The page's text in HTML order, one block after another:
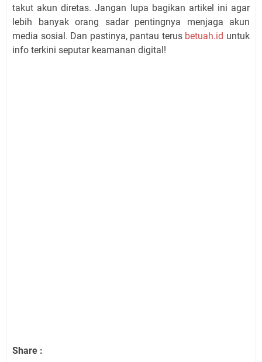
takut akun diretas. Jangan lupa bagikan artikel ini agar
lebih banyak orang sadar pentingnya menjaga akun
media sosial. Dan pastinya, pantau terus betuah.id untuk
info terkini seputar keamanan digital!
Share :